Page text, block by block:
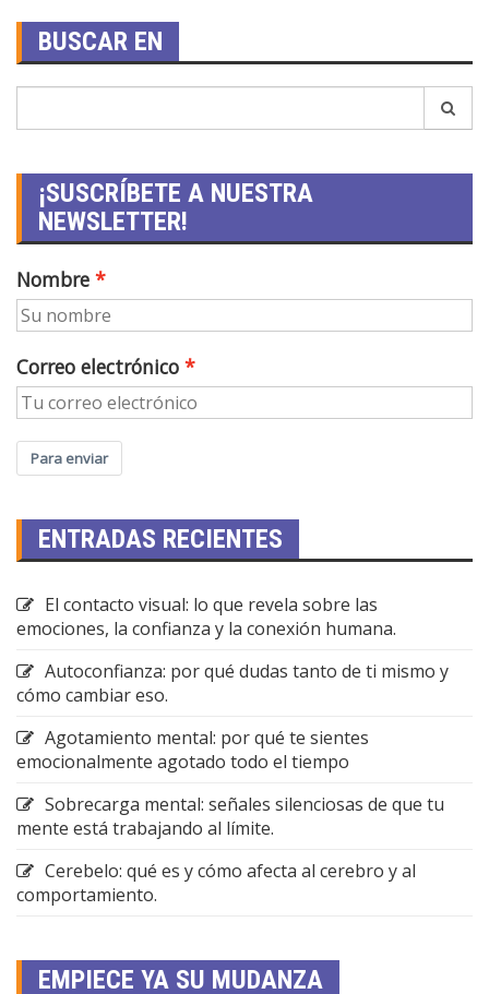
BUSCAR EN
¡SUSCRÍBETE A NUESTRA
NEWSLETTER!
Nombre
Correo electrónico
Para enviar
ENTRADAS RECIENTES
El contacto visual: lo que revela sobre las
emociones, la confianza y la conexión humana.
Autoconfianza: por qué dudas tanto de ti mismo y
cómo cambiar eso.
Agotamiento mental: por qué te sientes
emocionalmente agotado todo el tiempo
Sobrecarga mental: señales silenciosas de que tu
mente está trabajando al límite.
Cerebelo: qué es y cómo afecta al cerebro y al
comportamiento.
EMPIECE YA SU MUDANZA